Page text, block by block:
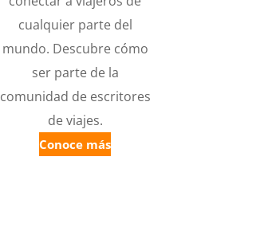
cualquier parte del
mundo. Descubre cómo
ser parte de la
comunidad de escritores
de viajes.
Conoce más